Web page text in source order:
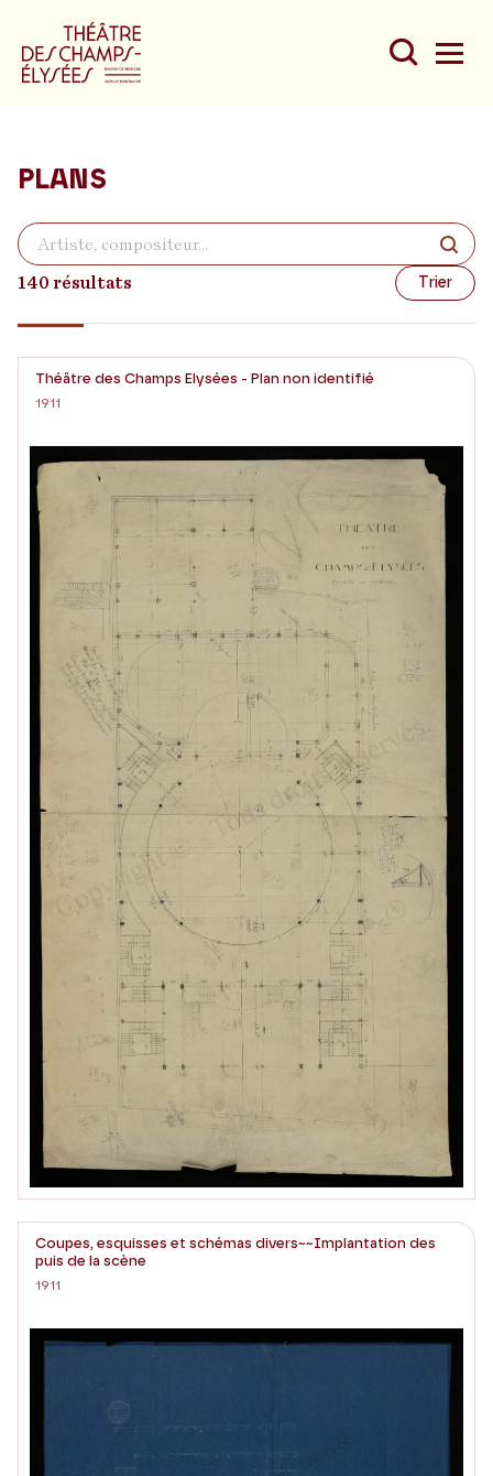
Du
Au
PLANS
140 résultats Trier
Théâtre des Champs Elysées - Plan non identifié
1911
Coupes, esquisses et schémas divers~~Implantation des
puis de la scène
1911